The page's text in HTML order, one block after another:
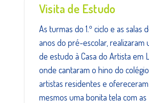
Visita de Estudo
As turmas do 1.º ciclo e as salas
anos do pré-escolar, realizaram
de estudo à Casa do Artista em
onde cantaram o hino do
artistas residentes e
mesmos uma bonita tela com as